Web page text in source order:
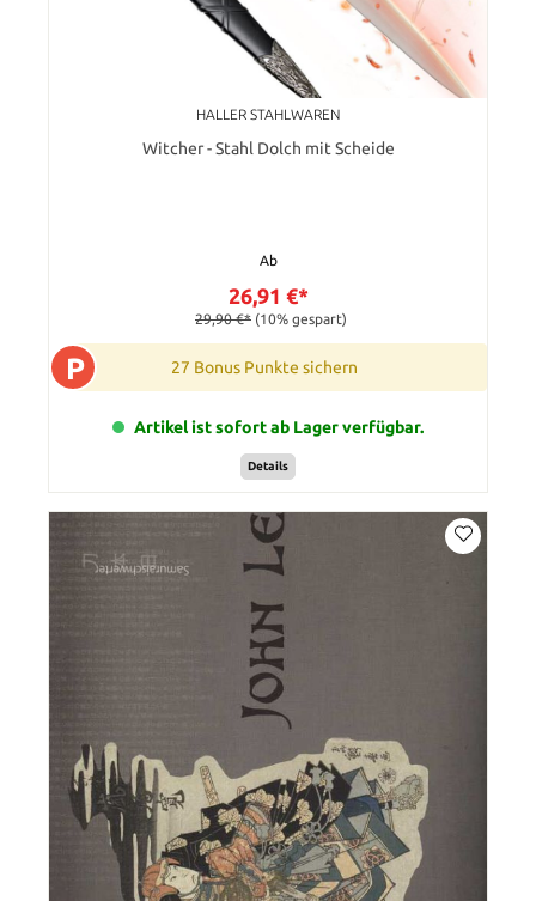
HALLER STAHLWAREN
Witcher - Stahl Dolch mit Scheide
Ab
26,91 €*
29,90 €* (10% gespart)
P 27 Bonus Punkte sichern
Artikel ist sofort ab Lager verfügbar.
Details